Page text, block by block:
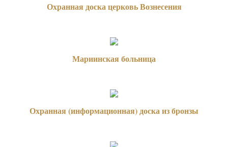
Охранная доска церковь Вознесения
Мариинская больница
Охранная (информационная) доска из бронзы